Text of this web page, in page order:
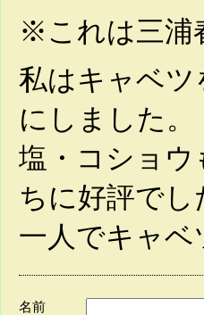
※これは三浦
私はキャベ
にしました。
塩・コショウ
ちに好評でし
一人でキャベ
名前